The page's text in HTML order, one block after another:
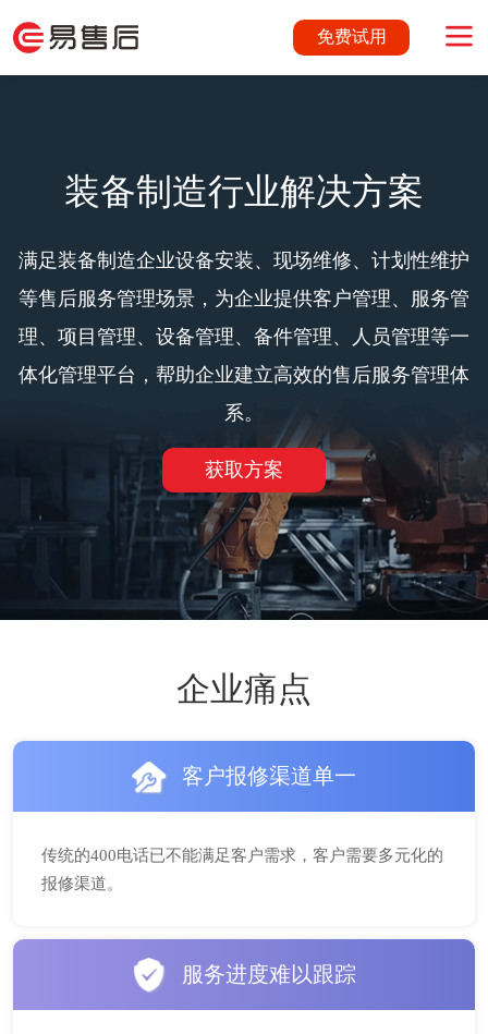
免费试用
装备制造行业解决方案
满足装备制造企业设备安装、现场维修、计划性维护
等售后服务管理场景，为企业提供客户管理、服务管
理、项目管理、设备管理、备件管理、人员管理等一
体化管理平台，帮助企业建立高效的售后服务管理体
系。
获取方案
企业痛点
客户报修渠道单一
传统的400电话已不能满足客户需求，客户需要多元化的
报修渠道。
服务进度难以跟踪